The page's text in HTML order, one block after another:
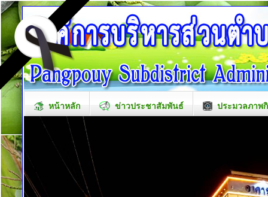
หน้าหลัก ข่าวประชาสัมพันธ์ ประมวลภาพ